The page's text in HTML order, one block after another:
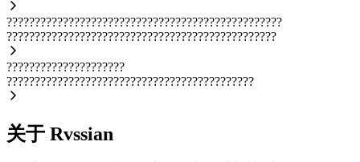
?????????????????????????????????????????????????
????????????????????????????????????????????????
?????????????????????
????????????????????????????????????????????
关于 Rvssian